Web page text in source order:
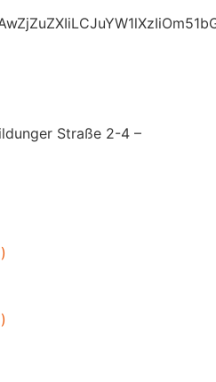
Straße 2-4 –